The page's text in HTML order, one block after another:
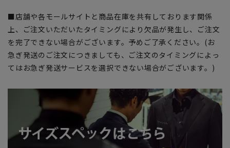
■店舗や各モールサイトと商品在庫を共有しております関係
上、ご注文いただいたタイミングにより欠品が発生し、ご注文
を完了できない場合がございます。予めご了承ください。(お
急ぎ発送のご注文につきましても、ご注文のタイミングによっ
てはお急ぎ発送サービスを選択できない場合がございます。)